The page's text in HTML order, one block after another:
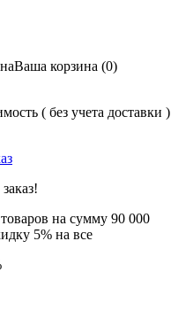
Ваша корзина (0)
( без учета доставки )
на сумму 90 000
5% на все